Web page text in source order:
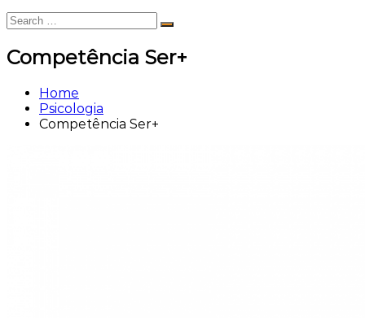
Search
for:
Search
Competência Ser+
Home
Psicologia
Competência Ser+